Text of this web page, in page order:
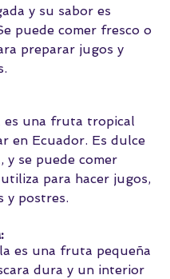
y su sabor es
puede comer fresco o
preparar jugos y
es una fruta tropical
en Ecuador. Es dulce
y se puede comer
para hacer jugos,
y postres.
es una fruta pequeña
dura y un interior